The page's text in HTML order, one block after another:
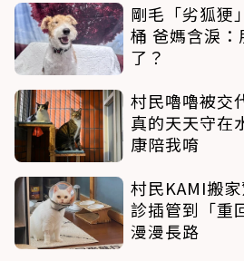
剛毛「劣狐㹴
桶 爸媽含淚
了？
村民嚕嚕被交
真的天天守在
康陪我唷
村民KAMI搬
診插管到「重
漫漫長路